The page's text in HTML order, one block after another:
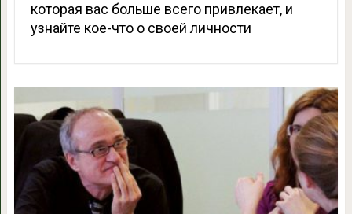
которая вас больше всего привлекает, и
узнайте кое-что о своей личности